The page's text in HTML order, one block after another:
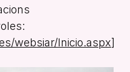
websiar/Inicio.aspx]